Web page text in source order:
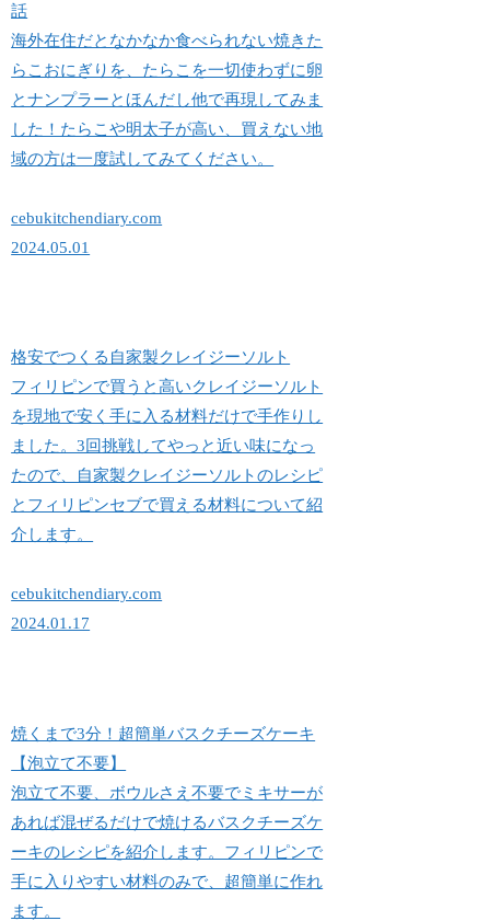
話
海外在住だとなかなか食べられない焼きた
らこおにぎりを、たらこを一切使わずに卵
とナンプラーとほんだし他で再現してみま
した！たらこや明太子が高い、買えない地
域の方は一度試してみてください。
cebukitchendiary.com
2024.05.01
格安でつくる自家製クレイジーソルト
フィリピンで買うと高いクレイジーソルト
を現地で安く手に入る材料だけで手作りし
ました。3回挑戦してやっと近い味になっ
たので、自家製クレイジーソルトのレシピ
とフィリピンセブで買える材料について紹
介します。
cebukitchendiary.com
2024.01.17
焼くまで3分！超簡単バスクチーズケーキ
【泡立て不要】
泡立て不要、ボウルさえ不要でミキサーが
あれば混ぜるだけで焼けるバスクチーズケ
ーキのレシピを紹介します。フィリピンで
手に入りやすい材料のみで、超簡単に作れ
ます。